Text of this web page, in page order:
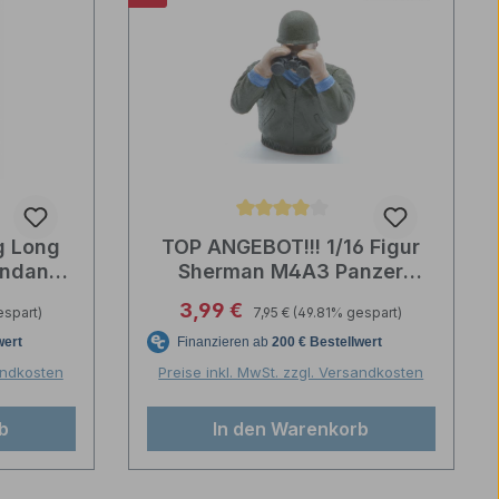
von 5 von 5 Sternen
Long
Durchschnittliche Bewertung von 4 von
TOP ANGEBOT!!! 1/16 Figur
Sherman M4A3 Panzer
Kunststoff bemalt
Verkaufspreis:
3,99 € Regulärer Preis:
7,95 € (49.81% gespart)
Preise inkl. MwSt. zzgl. Versandkosten
In den Warenkorb